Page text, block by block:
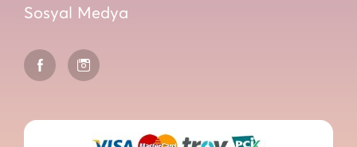
Sosyal Medya